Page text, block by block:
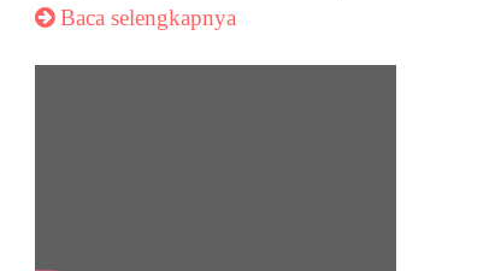
Baca selengkapnya